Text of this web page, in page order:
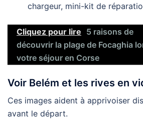
chargeur, mini-kit de
Cliquez pour lire 5 raisons de
découvrir la plage de Focaghia
votre séjour en Corse
Voir Belém et les rives en
Ces images aident à apprivoiser
avant le départ.